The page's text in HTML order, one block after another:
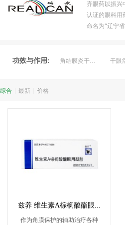
齐眼药以振兴
认证的眼科用
命名为“辽宁
功效与作用: 角结膜炎干燥症 干眼
综合 最新 价格
兹养 维生素A棕榈酸酯眼...
作为角膜保护的辅助治疗各种